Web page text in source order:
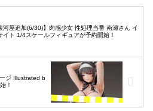
河屋追加(6/30)】肉感少女 性処理当番 南瀬さん イ
イト 1/4スケールフィギュアが予約開始！
ジ Illustrated b
！